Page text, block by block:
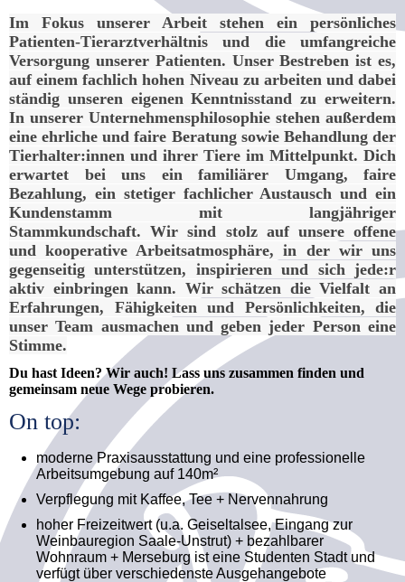
Im Fokus unserer Arbeit stehen ein persönliches
Patienten-Tierarztverhältnis und die umfangreiche
Versorgung unserer Patienten. Unser Bestreben ist es,
auf einem fachlich hohen Niveau zu arbeiten und dabei
ständig unseren eigenen Kenntnisstand zu erweitern.
In unserer Unternehmensphilosophie stehen außerdem
eine ehrliche und faire Beratung sowie Behandlung der
Tierhalter:innen und ihrer Tiere im Mittelpunkt. Dich
erwartet bei uns ein familiärer Umgang, faire
Bezahlung, ein stetiger fachlicher Austausch und ein
Kundenstamm mit langjähriger
Stammkundschaft.Wir sind stolz auf unsere offene
und kooperative Arbeitsatmosphäre, in der wir uns
gegenseitig unterstützen, inspirieren und sich jede:r
aktiv einbringen kann. Wir schätzen die Vielfalt an
Erfahrungen, Fähigkeiten und Persönlichkeiten, die
unser Team ausmachen und geben jeder Person eine
Stimme.
Du hast Ideen? Wir auch! Lass uns zusammen finden und
gemeinsam neue Wege probieren.
On top:
moderne Praxisausstattung und eine professionelle
Arbeitsumgebung auf 140m²
Verpflegung mit Kaffee, Tee + Nervennahrung
hoher Freizeitwert (u.a. Geiseltalsee, Eingang zur
Weinbauregion Saale-Unstrut) + bezahlbarer
Wohnraum + Merseburg ist eine Studenten Stadt und
verfügt über verschiedenste Ausgehangebote